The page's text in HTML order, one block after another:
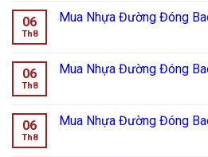
06
Th8
Mua Nhựa Đường Đóng
06
Th8
Mua Nhựa Đường Đóng
06
Th8
Mua Nhựa Đường Đóng